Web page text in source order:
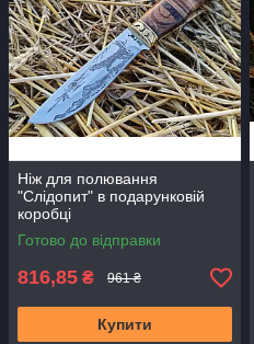
Ніж для полювання
"Слідопит" в подарунковій
коробці
Готово до відправки
816,85 ₴ 961 ₴
Купити